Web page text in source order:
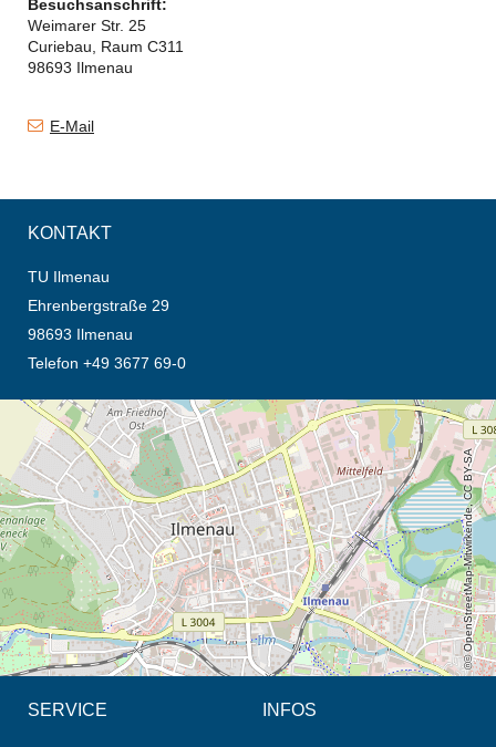
Besuchsanschrift:
Weimarer Str. 25
Curiebau, Raum C311
98693 Ilmenau
E-Mail
KONTAKT
TU Ilmenau
Ehrenbergstraße 29
98693 Ilmenau
Telefon +49 3677 69-0
Öffnet die Anfahrtsbeschreibung in neuem Tab (Karte)
© OpenStreetMap-Mitwirkende, CC BY-SA
SERVICE INFOS